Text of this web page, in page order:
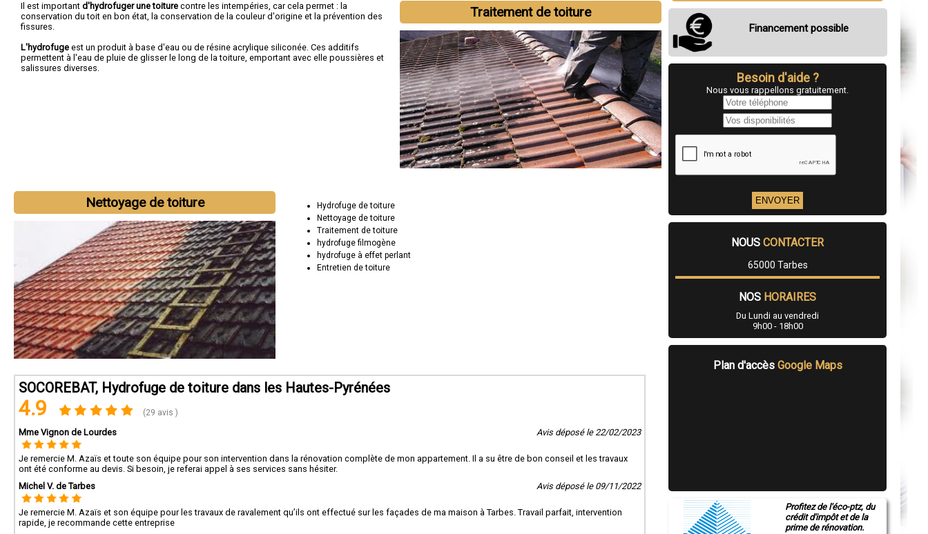
Traitement de toiture
Il est important d'hydrofuger une toiture contre les intempéries, car cela permet : la
conservation du toit en bon état, la conservation de la couleur d'origine et la prévention des
fissures.
L'hydrofuge est un produit à base d'eau ou de résine acrylique siliconée. Ces additifs
permettent à l'eau de pluie de glisser le long de la toiture, emportant avec elle poussières et
salissures diverses.
Nettoyage de toiture
Hydrofuge de toiture
Nettoyage de toiture
Traitement de toiture
hydrofuge filmogène
hydrofuge à effet perlant
Entretien de toiture
SOCOREBAT, Hydrofuge de toiture dans les Hautes-Pyrénées
4.9 (29 avis )
Mme Vignon de Lourdes Avis déposé le 22/02/2023
Je remercie M. Azaïs et toute son équipe pour son intervention dans la rénovation complète de mon appartement. Il a su être de bon conseil et les travaux
ont été conforme au devis. Si besoin, je referai appel à ses services sans hésiter.
Michel V. de Tarbes
Avis déposé le 09/11/2022
Je remercie M. Azaïs et son équipe pour les travaux de ravalement qu’ils ont effectué sur les façades de ma maison à Tarbes. Travail parfait, intervention
rapide, je recommande cette entreprise
Financement possible
Besoin d'aide ?
Nous vous rappellons gratuitement.
NOUS CONTACTER
65000 Tarbes
NOS HORAIRES
Du Lundi au vendredi
9h00 - 18h00
Plan d'accès Google Maps
Profitez de l'éco-ptz, du
crédit d'impôt et de la
prime de rénovation.